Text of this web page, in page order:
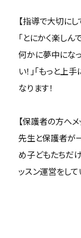
【指導で大切にし
「とにかく楽しん
何かに夢中にな
い！」「もっと上
なります！
【保護者の方へメ
先生と保護者が
め子どもたちだ
ッスン運営をして